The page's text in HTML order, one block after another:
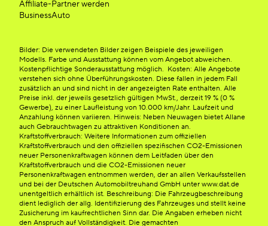
Affiliate-Partner werden
BusinessAuto
Bilder: Die verwendeten Bilder zeigen Beispiele des jeweiligen
Modells. Farbe und Ausstattung können vom Angebot abweichen.
Kostenpflichtige Sonderausstattung möglich. Kosten: Alle Angebote
verstehen sich ohne Überführungskosten. Diese fallen in jedem Fall
zusätzlich an und sind nicht in der angezeigten Rate enthalten. Alle
Preise inkl. der jeweils gesetzlich gültigen MwSt., derzeit 19 % (0 %
Gewerbe), zu einer Laufleistung von 10.000 km/Jahr. Laufzeit und
Anzahlung können variieren. Hinweis: Neben Neuwagen bietet Allane
auch Gebrauchtwagen zu attraktiven Konditionen an.
Kraftstoffverbrauch: Weitere Informationen zum offiziellen
Kraftstoffverbrauch und den offiziellen spezifischen CO2-Emissionen
neuer Personenkraftwagen können dem Leitfaden über den
Kraftstoffverbrauch und die CO2-Emissionen neuer
Personenkraftwagen entnommen werden, der an allen Verkaufsstellen
und bei der Deutschen Automobiltreuhand GmbH unter www.dat.de
unentgeltlich erhältlich ist. Beschreibung: Die Fahrzeugbeschreibung
dient lediglich der allg. Identifizierung des Fahrzeuges und stellt keine
Zusicherung im kaufrechtlichen Sinn dar. Die Angaben erheben nicht
den Anspruch auf Vollständigkeit. Die gemachten